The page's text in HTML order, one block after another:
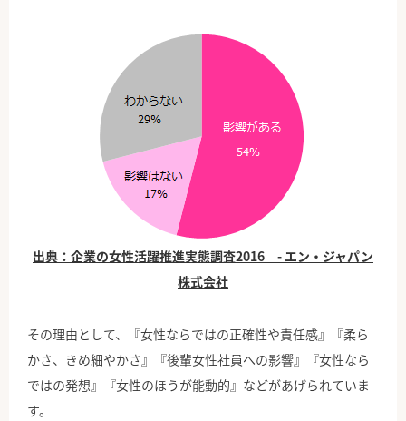
出典：企業の女性活躍推進実態調査2016 - エン・ジャパン
株式会社
その理由として、『女性ならではの正確性や責任感』『柔ら
かさ、きめ細やかさ』『後輩女性社員への影響』『女性なら
ではの発想』『女性のほうが能動的』などがあげられていま
す。